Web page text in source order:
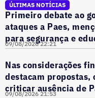
ÚLTIMAS NOTÍCIAS
Primeiro debate ao
ataques a Paes,
para segurança e
09/08/2026 22:21
Nas considerações
destacam propostas,
criticar ausência de
09/08/2026 21:53